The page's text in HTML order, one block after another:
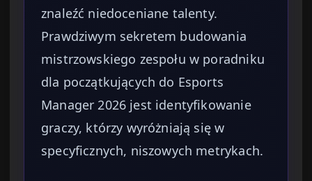
znaleźć niedoceniane talenty.
Prawdziwym sekretem budowania
mistrzowskiego zespołu w poradniku
dla początkujących do Esports
Manager 2026 jest identyfikowanie
graczy, którzy wyróżniają się w
specyficznych, niszowych metrykach.